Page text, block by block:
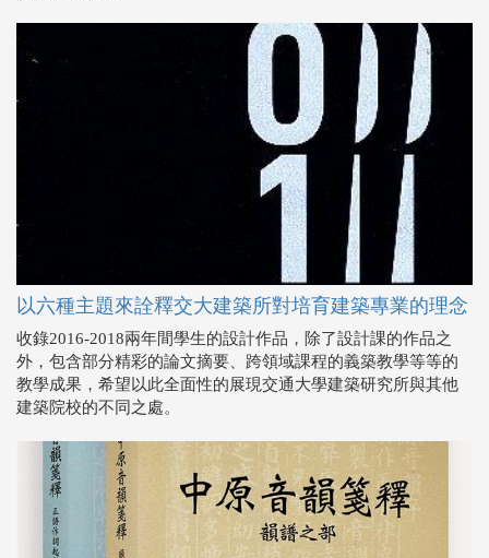
以六種主題來詮釋交大建築所對培育建築專業的理念
收錄2016-2018兩年間學生的設計作品，除了設計課的作品之
外，包含部分精彩的論文摘要、跨領域課程的義築教學等等的
教學成果，希望以此全面性的展現交通大學建築研究所與其他
建築院校的不同之處。